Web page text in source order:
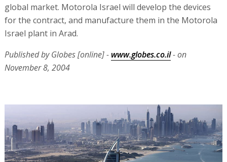
global market. Motorola Israel will develop the devices
for the contract, and manufacture them in the Motorola
Israel plant in Arad.
Published by Globes [online] - www.globes.co.il- on
November 8, 2004